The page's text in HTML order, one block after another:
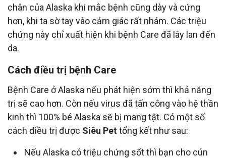
chân của Alaska khi mắc bệnh cũng dày và cứng
hơn, khi ta sờ tay vào cảm giác rất nhám. Các triệu
chứng này chỉ xuất hiện khi bệnh Care đã lây lan đến
da.
Cách điều trị bệnh Care
Bệnh Care ở Alaska nếu phát hiện sớm thì khả năng
trị sẽ cao hơn. Còn nếu virus đã tấn công vào hệ thần
kinh thì 100% bé Alaska sẽ bị mang tật. Có một số
cách điều trị được Siêu Pettổng kết như sau:
Nếu Alaska có triệu chứng sốt thì bạn cho cún